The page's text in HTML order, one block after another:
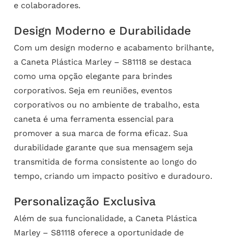
e colaboradores.
Design Moderno e Durabilidade
Com um design moderno e acabamento brilhante,
a Caneta Plástica Marley – S81118 se destaca
como uma opção elegante para brindes
corporativos. Seja em reuniões, eventos
corporativos ou no ambiente de trabalho, esta
caneta é uma ferramenta essencial para
promover a sua marca de forma eficaz. Sua
durabilidade garante que sua mensagem seja
transmitida de forma consistente ao longo do
tempo, criando um impacto positivo e duradouro.
Personalização Exclusiva
Além de sua funcionalidade, a Caneta Plástica
Marley – S81118 oferece a oportunidade de